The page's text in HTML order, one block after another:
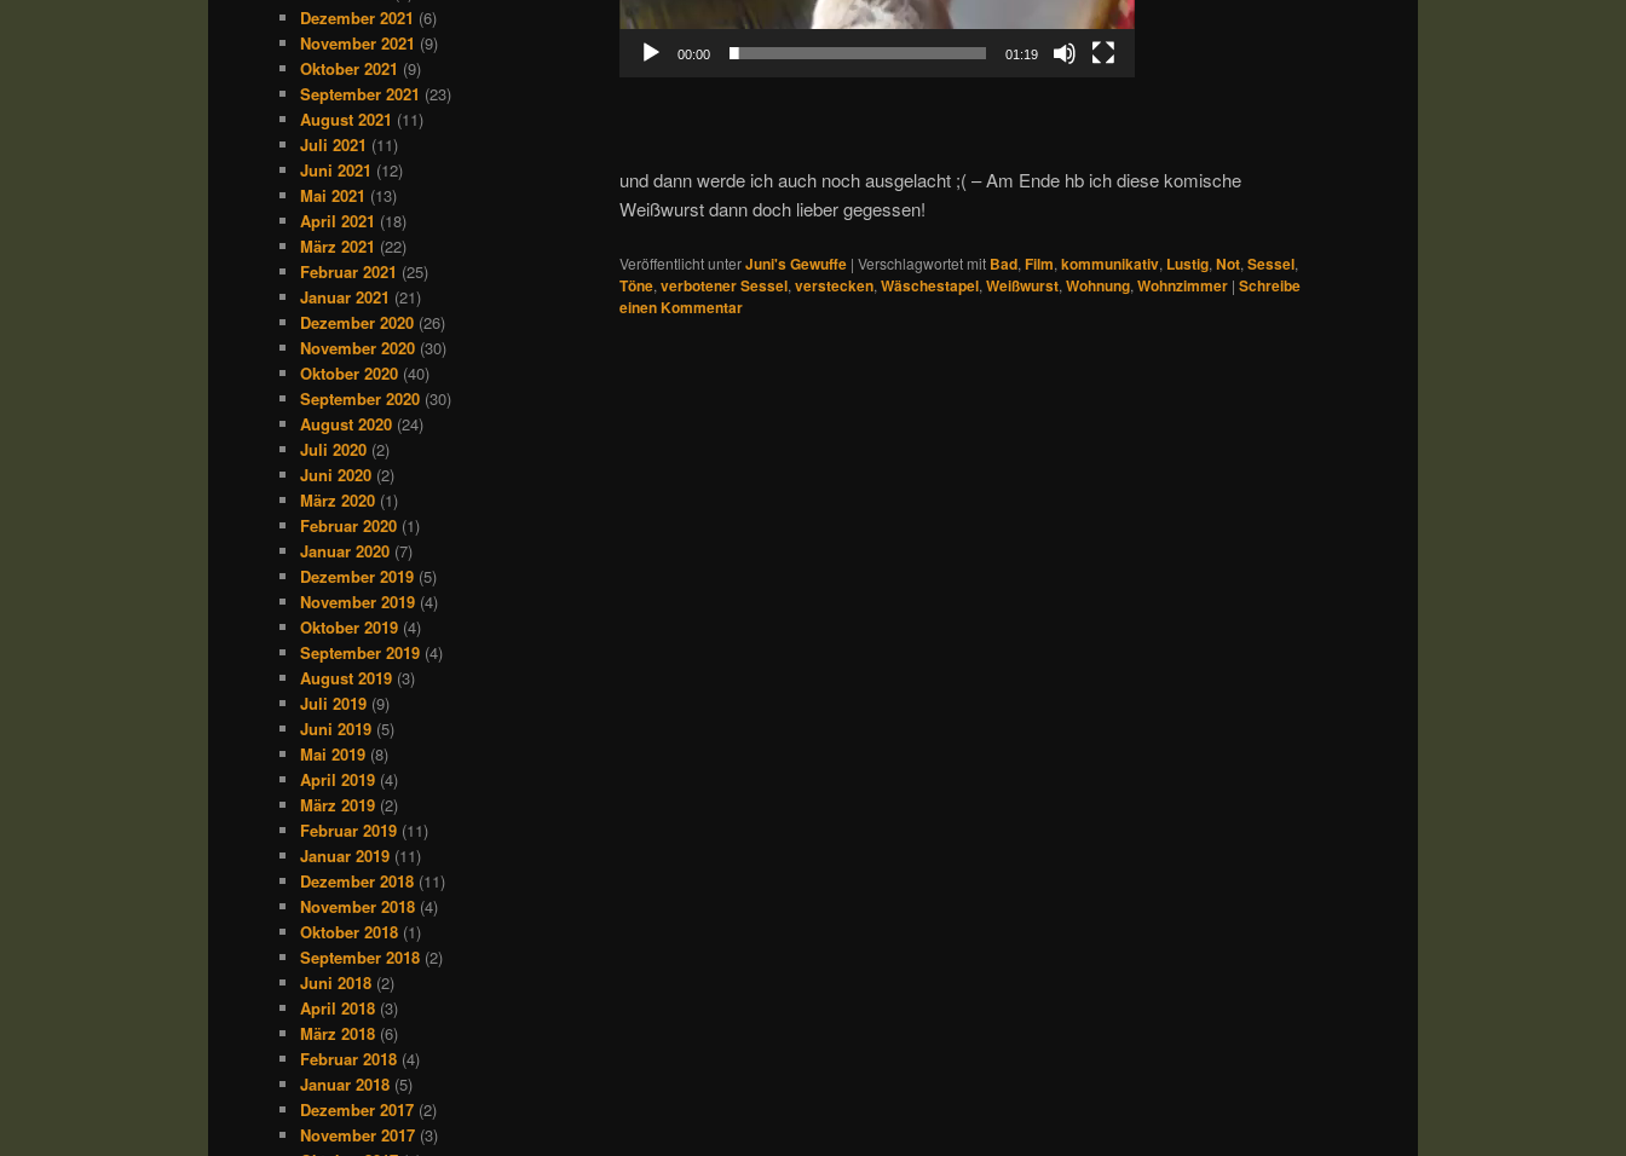
00:00 01:19
und dann werde ich auch noch ausgelacht ;( – Am Ende hb ich diese komische
Weißwurst dann doch lieber gegessen!
Veröffentlicht unterJuni's Gewuffe | Verschlagwortet mit Bad, Film, kommunikativ, Lustig, Not, Sessel,
Töne, verbotener Sessel, verstecken, Wäschestapel, Weißwurst, Wohnung, Wohnzimmer | Schreibe
einen Kommentar
Dezember 2021 (6)
November 2021 (9)
Oktober 2021 (9)
September 2021 (23)
August 2021 (11)
Juli 2021 (11)
Juni 2021 (12)
Mai 2021 (13)
April 2021 (18)
März 2021 (22)
Februar 2021 (25)
Januar 2021 (21)
Dezember 2020 (26)
November 2020 (30)
Oktober 2020 (40)
September 2020 (30)
August 2020 (24)
Juli 2020 (2)
Juni 2020 (2)
März 2020 (1)
Februar 2020 (1)
Januar 2020 (7)
Dezember 2019 (5)
November 2019 (4)
Oktober 2019 (4)
September 2019 (4)
August 2019 (3)
Juli 2019 (9)
Juni 2019 (5)
Mai 2019 (8)
April 2019 (4)
März 2019 (2)
Februar 2019 (11)
Januar 2019 (11)
Dezember 2018 (11)
November 2018 (4)
Oktober 2018 (1)
September 2018 (2)
Juni 2018 (2)
April 2018 (3)
März 2018 (6)
Februar 2018 (4)
Januar 2018 (5)
Dezember 2017 (2)
November 2017 (3)